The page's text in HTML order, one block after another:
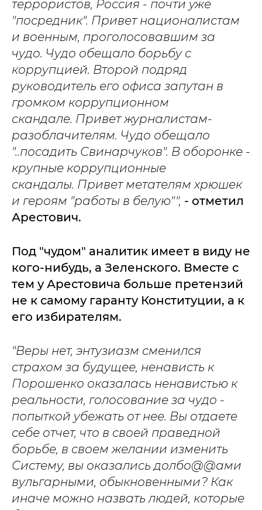
террористов, Россия - почти уже
"посредник". Привет националистам
и военным, проголосовавшим за
чудо. Чудо обещало борьбу с
коррупцией. Второй подряд
руководитель его офиса запутан в
громком коррупционном
скандале. Привет журналистам-
разоблачителям. Чудо обещало
"..посадить Свинарчуков". В оборонке -
крупные коррупционные
скандалы. Привет метателям хрюшек
и героям "работы в белую"", - отметил
Арестович.
Под "чудом" аналитик имеет в виду не
кого-нибудь, а Зеленского. Вместе с
тем у Арестовича больше претензий
не к самому гаранту Конституции, а к
его избирателям.
"Веры нет, энтузиазм сменился
страхом за будущее, ненависть к
Порошенко оказалась ненавистью к
реальности, голосование за чудо -
попыткой убежать от нее. Вы отдаете
себе отчет, что в своей праведной
борьбе, в своем желании изменить
Систему, вы оказались долбо@@ами
вульгарными, обыкновенными? Как
иначе можно назвать людей, которые